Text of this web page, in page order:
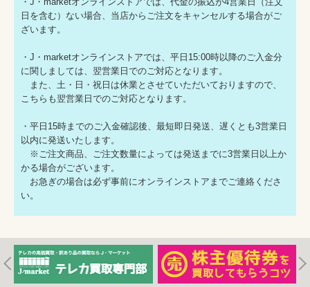
日を含む）ない場合、当店からご注文をキャンセルする場合がご
ざいます。
・J・marketオンラインストアでは、平日15:00時以降のご入金分
に関しましては、翌営業日でのご対応となります。
また、土・日・祝日は休業とさせていただいておりますので、
こちらも翌営業日でのご対応となります。
・平日15時までのご入金確認後、最短即日発送、遅くとも3営業日
以内に発送いたします。
※ご注文商品、ご注文数量によっては発送までに3営業日以上か
かる場合がございます。
お急ぎの場合は必ず事前にオンラインストアまでご連絡くださ
い。